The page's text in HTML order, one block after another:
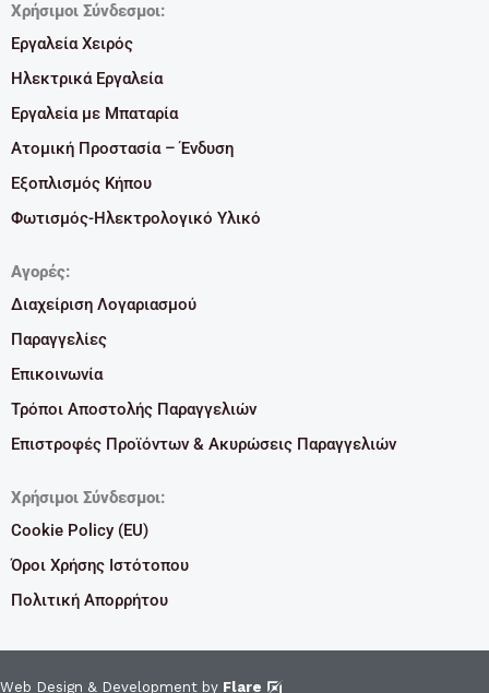
Χρήσιμοι Σύνδεσμοι:
Εργαλεία Χειρός
Ηλεκτρικά Εργαλεία
Εργαλεία με Μπαταρία
Ατομική Προστασία – Ένδυση
Εξοπλισμός Κήπου
Φωτισμός-Ηλεκτρολογικό Υλικό
Αγορές:
Διαχείριση Λογαριασμού
Παραγγελίες
Επικοινωνία
Τρόποι Αποστολής Παραγγελιών
Επιστροφές Προϊόντων & Ακυρώσεις Παραγγελιών
Χρήσιμοι Σύνδεσμοι:
Cookie Policy (EU)
Όροι Χρήσης Ιστότοπου
Πολιτική Απορρήτου
Web Design & Development by Flare